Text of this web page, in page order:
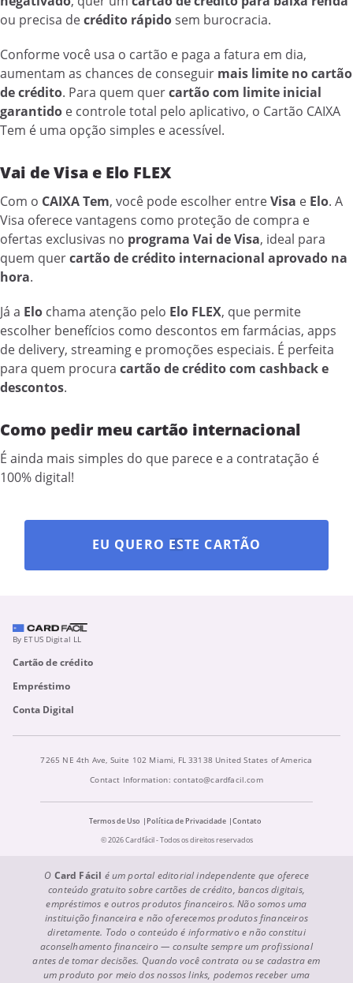
ou precisa decrédito rápidosem burocracia.
Conforme você usa o cartão e paga a fatura em dia,
aumentam as chances de conseguir mais limite no cartão
de crédito. Para quem quercartão com limite inicial
garantido e controle total pelo aplicativo, o Cartão CAIXA
Tem é uma opção simples e acessível.
Vai de Visa e Elo FLEX
Com o CAIXA Tem, você pode escolher entreVisa e Elo. A
Visa oferece vantagens como proteção de compra e
ofertas exclusivas no programa Vai de Visa, ideal para
quem quercartão de crédito internacional aprovado na
hora.
Já a Elo chama atenção pelo Elo FLEX, que permite
escolher benefícios como descontos em farmácias, apps
de delivery, streaming e promoções especiais. É perfeita
para quem procura cartão de crédito com cashback e
descontos.
Como pedir meu cartão internacional
É ainda mais simples do que parece e a contratação é
100% digital!
EU QUERO ESTE CARTÃO
By ETUS Digital LL
Cartão de crédito
Empréstimo
Conta Digital
7265 NE 4th Ave, Suite 102 Miami, FL 33138 United States of America
Contact Information: contato@cardfacil.com
Termos de Uso Política de Privacidade
Contato
© 2026 Cardfácil - Todos os direitos reservados
O Card Fácil é um portal editorial independente que oferece
conteúdo gratuito sobre cartões de crédito, bancos digitais,
empréstimos e outros produtos financeiros. Não somos uma
instituição financeira e não oferecemos produtos financeiros
diretamente. Todo o conteúdo é informativo e não constitui
aconselhamento financeiro — consulte sempre um profissional
antes de tomar decisões. Quando você contrata ou se cadastra em
um produto por meio dos nossos links, podemos receber uma